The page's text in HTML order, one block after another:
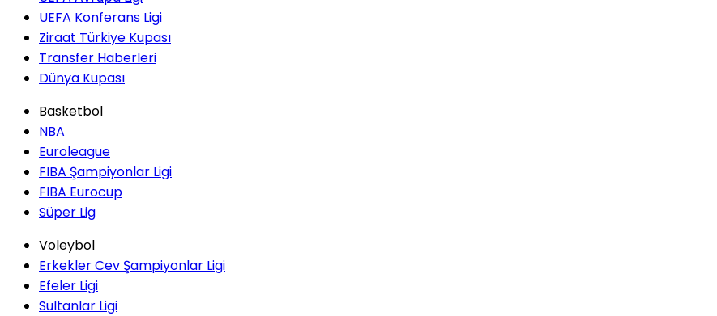
UEFA Konferans Ligi
Ziraat Türkiye Kupası
Transfer Haberleri
Dünya Kupası
Basketbol
NBA
Euroleague
FIBA Şampiyonlar Ligi
FIBA Eurocup
Süper Lig
Voleybol
Erkekler Cev Şampiyonlar Ligi
Efeler Ligi
Sultanlar Ligi